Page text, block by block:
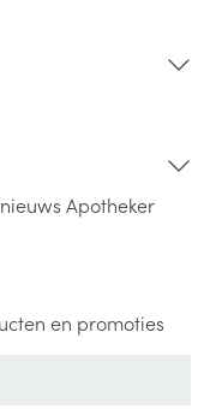
Apotheker
en promoties